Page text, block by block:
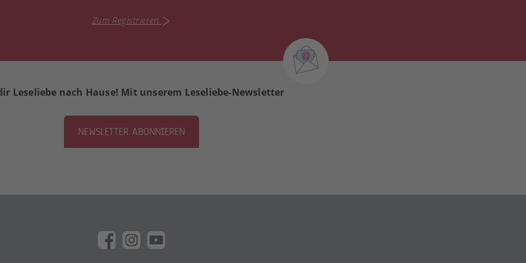
Zum Registrieren
Leseliebe nach Hause! Mit unserem Leseliebe-Newsletter
NEWSLETTER ABONNIEREN